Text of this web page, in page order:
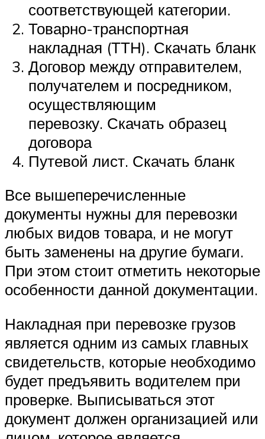
соответствующей категории.
Товарно-транспортная
накладная (ТТН). Скачать бланк
Договор между отправителем,
получателем и посредником,
осуществляющим
перевозку. Скачать образец
договора
Путевой лист. Скачать бланк
Все вышеперечисленные
документы нужны для перевозки
любых видов товара, и не могут
быть заменены на другие бумаги.
При этом стоит отметить некоторые
особенности данной документации.
Накладная при перевозке грузов
является одним из самых главных
свидетельств, которые необходимо
будет предъявить водителем при
проверке. Выписываться этот
документ должен организацией или